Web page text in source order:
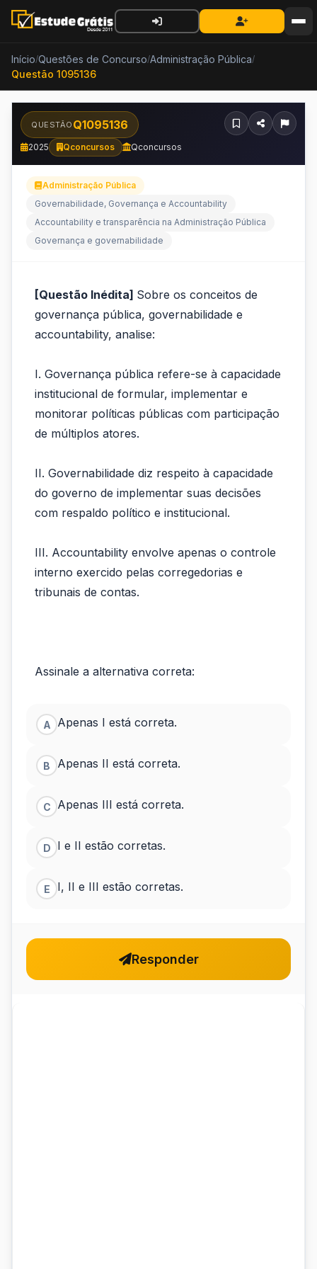
Início/Questões de Concurso/Administração Pública/
Questão 1095136
QUESTÃO Q1095136
2025 Qconcursos Qconcursos
Administração Pública
Governabilidade, Governança e Accountability
Accountability e transparência na Administração Pública
Governança e governabilidade
[Questão
Inédita]&nbsp;Sobre
os
conceitos
de...
[Questão Inédita] Sobre os conceitos de
governança pública, governabilidade e
accountability, analise:
I. Governança pública refere-se à capacidade
institucional de formular, implementar e
monitorar políticas públicas com participação
de múltiplos atores.
II. Governabilidade diz respeito à capacidade
do governo de implementar suas decisões
com respaldo político e institucional.
III. Accountability envolve apenas o controle
interno exercido pelas corregedorias e
tribunais de contas.
Assinale a alternativa correta:
A Apenas I está correta.
B Apenas II está correta.
C Apenas III está correta.
D I e II estão corretas.
E I, II e III estão corretas.
Responder